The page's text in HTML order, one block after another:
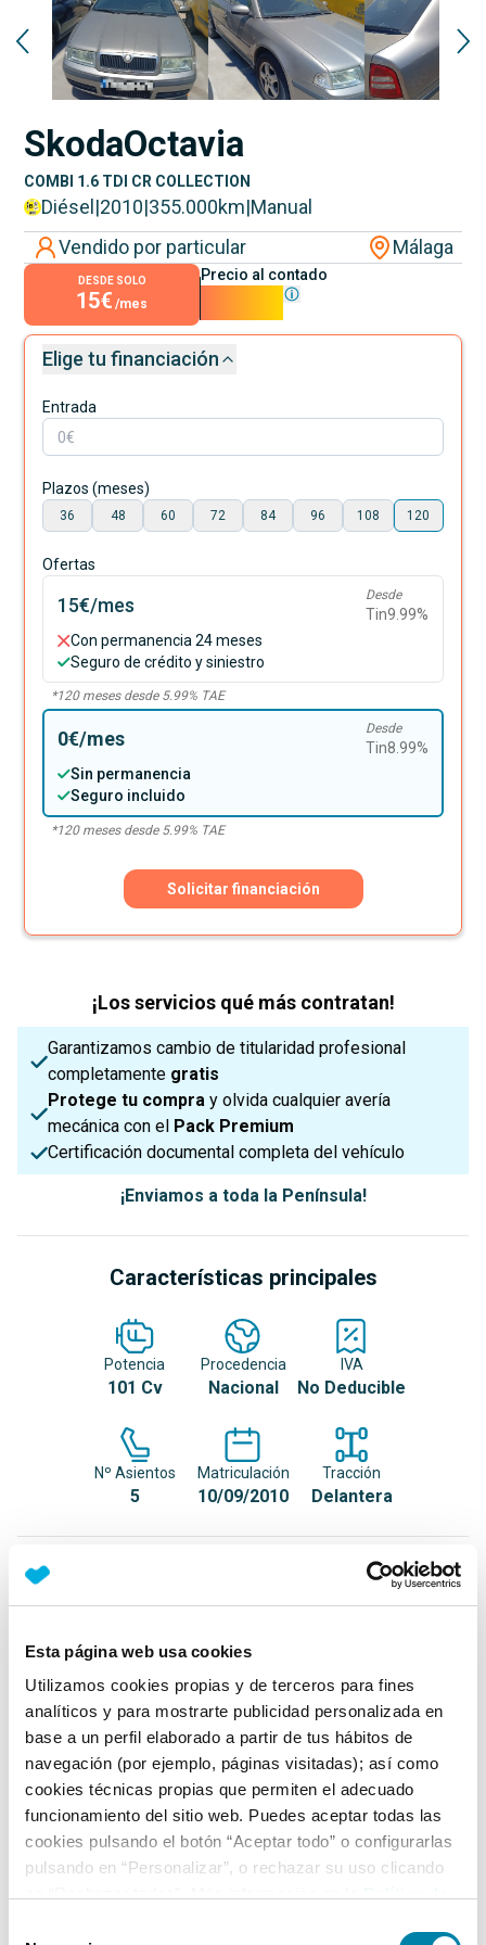
Esta página web usa cookies
Utilizamos cookies propias y de terceros para fines
analíticos y para mostrarte publicidad personalizada en
base a un perfil elaborado a partir de tus hábitos de
navegación (por ejemplo, páginas visitadas); así como
cookies técnicas propias que permiten el adecuado
funcionamiento del sitio web. Puedes aceptar todas las
cookies pulsando el botón “Aceptar todo” o configurarlas
pulsando en “Personalizar”, o rechazar su uso clicando
SkodaOctavia
COMBI 1.6 TDI CR COLLECTION
Diésel |2010|355.000km|Manual
Vendido por particular
Málaga
DESDE SOLO
15€ /mes
Precio al contado
Elige tu financiación
Entrada
Plazos (meses)
36 48 60 72 84 96 108 120
Ofertas
15€/mes Desde
Tin9.99%
Con permanencia 24 meses
Seguro de crédito y siniestro
*120meses desde 5.99% TAE
0€/mes Desde
Tin8.99%
Sin permanencia
Seguro incluido
*120meses desde 5.99% TAE
Solicitar financiación
¡Los servicios qué más contratan!
Garantizamos cambio de titularidad profesional
completamente gratis
Protege tu compra y olvida cualquier avería
mecánica con el Pack Premium
Certificación documental completa del vehículo
¡Enviamos a toda la Península!
Características principales
Potencia
101 Cv
Procedencia
Nacional
IVA
No Deducible
Nº Asientos
5
Matriculación
10/09/2010
Tracción
Delantera
Entrada auxiliar de audio en Jumbo Box
Red de sujeción de carga en maletero
+ Ver todos
Ficha técnica